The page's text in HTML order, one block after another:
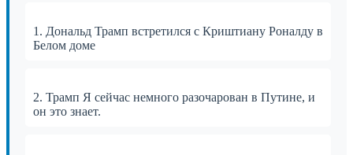
1. Дональд Трамп встретился с Криштиану Роналду в
Белом доме
2. Трамп Я сейчас немного разочарован в Путине, и
он это знает.